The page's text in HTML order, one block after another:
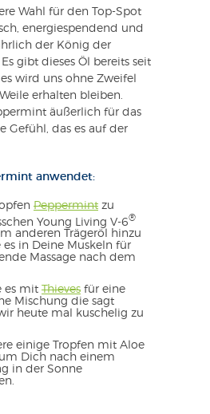
Wahl für den Top-Spot
energiespendend und
der König der
gibt dieses Öl bereits seit
wird uns ohne Zweifel
erhalten bleiben.
äußerlich für das
Gefühl, das es auf der
anwendet:
Peppermint zu
Young Living V-6®
anderen Trägeröl hinzu
es in Deine Muskeln für
Massage nach dem
es mit Thieves für eine
Mischung die sagt
heute mal kuschelig zu
einige Tropfen mit Aloe
um Dich nach einem
in der Sonne